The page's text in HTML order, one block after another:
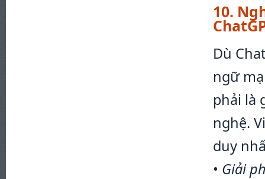
10.
Dù
ngữ
phải là
nghệ.
duy
• Giải